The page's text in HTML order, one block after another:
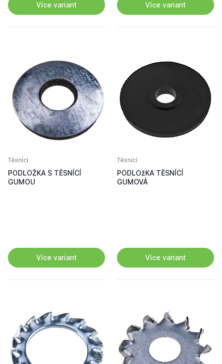
Více variant Více variant
Těsnící
PODLOŽKA S TĚSNÍCÍ
GUMOU
Více variant
Těsnící
PODLOžKA TĚSNÍCÍ
GUMOVÁ
Více variant